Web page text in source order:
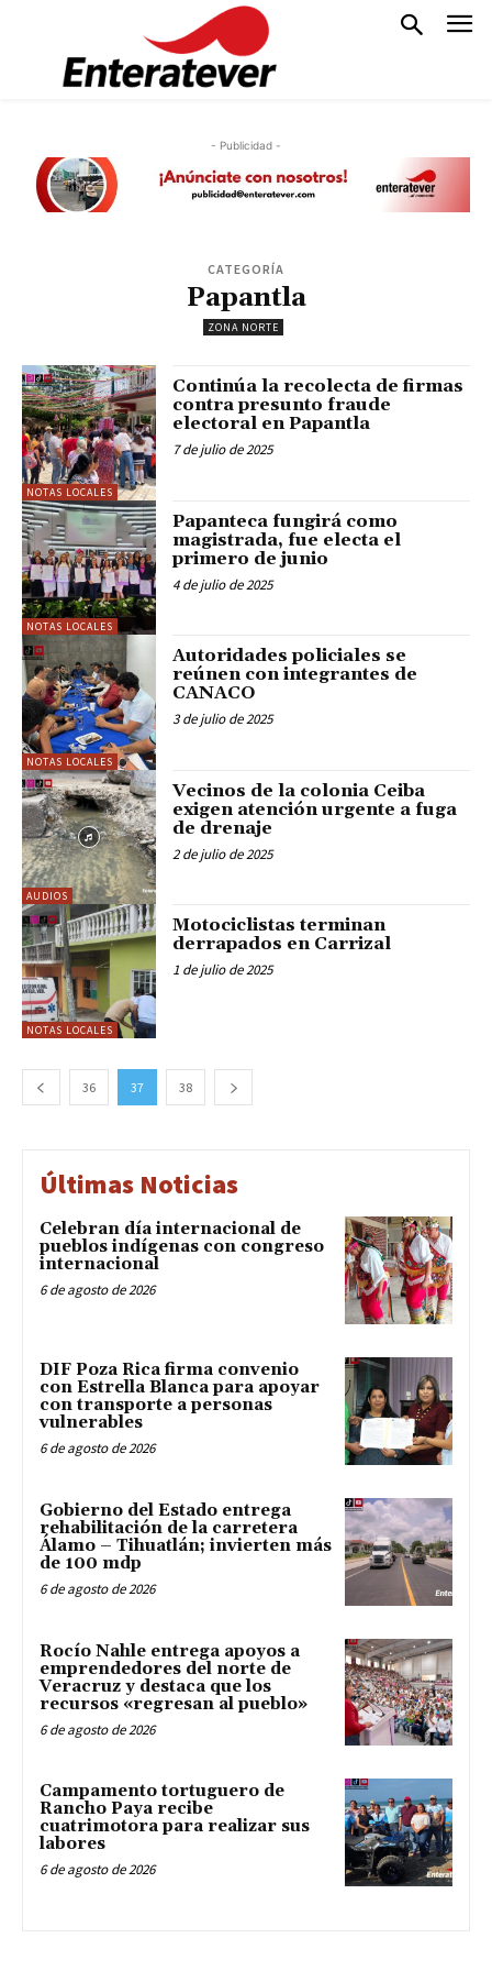
- Publicidad -
CATEGORÍA
Papantla
ZONA NORTE
NOTAS LOCALES
Continúa la recolecta de firmas
contra presunto fraude
electoral en Papantla
7 de julio de 2025
NOTAS LOCALES
Papanteca fungirá como
magistrada, fue electa el
primero de junio
4 de julio de 2025
NOTAS LOCALES
Autoridades policiales se
reúnen con integrantes de
CANACO
3 de julio de 2025
AUDIOS
Vecinos de la colonia Ceiba
exigen atención urgente a fuga
de drenaje
2 de julio de 2025
NOTAS LOCALES
Motociclistas terminan
derrapados en Carrizal
1 de julio de 2025
36 37 38
Últimas Noticias
Celebran día internacional de
pueblos indígenas con congreso
internacional
6 de agosto de 2026
DIF Poza Rica firma convenio
con Estrella Blanca para apoyar
con transporte a personas
vulnerables
6 de agosto de 2026
Gobierno del Estado entrega
rehabilitación de la carretera
Álamo – Tihuatlán; invierten más
de 100 mdp
6 de agosto de 2026
Rocío Nahle entrega apoyos a
emprendedores del norte de
Veracruz y destaca que los
recursos «regresan al pueblo»
6 de agosto de 2026
Campamento tortuguero de
Rancho Paya recibe
cuatrimotora para realizar sus
labores
6 de agosto de 2026